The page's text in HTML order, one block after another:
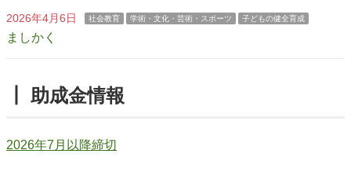
2026年4月6日 社会教育 学術・文化・芸術・スポーツ 子どもの健全育成
ましかく
┃ 助成金情報
2026年7月以降締切